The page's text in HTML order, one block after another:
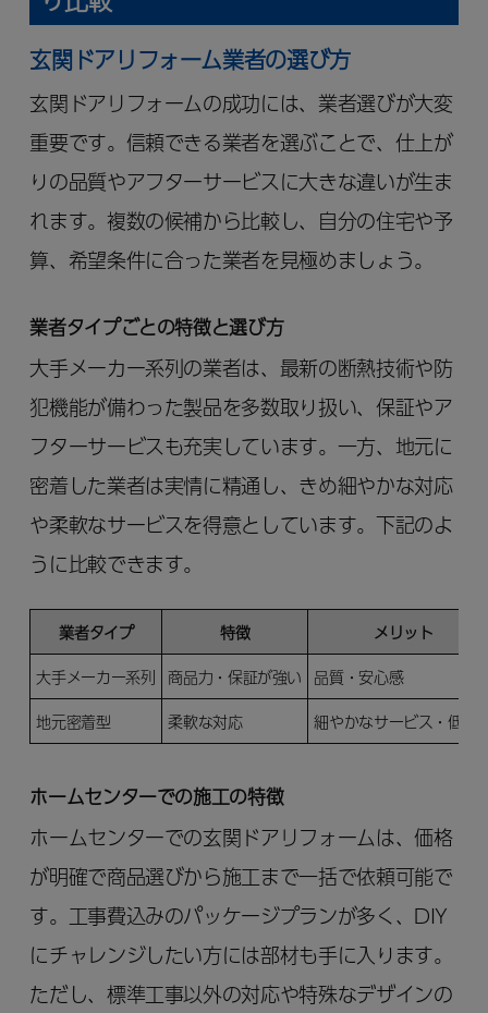
玄関ドアリフォーム業者の選び方
玄関ドアリフォームの成功には、業者選びが大変
重要です。信頼できる業者を選ぶことで、仕上が
りの品質やアフターサービスに大きな違いが生ま
れます。複数の候補から比較し、自分の住宅や予
算、希望条件に合った業者を見極めましょう。
業者タイプごとの特徴と選び方
大手メーカー系列の業者は、最新の断熱技術や防
犯機能が備わった製品を多数取り扱い、保証やア
フターサービスも充実しています。一方、地元に
密着した業者は実情に精通し、きめ細やかな対応
や柔軟なサービスを得意としています。下記のよ
うに比較できます。
業者タイプ 特徴
メリット
大手メーカー系列 商品力・保証が強い 品質・安心感
地元密着型
柔軟な対応 細やかなサービス・低価
ホームセンターでの施工の特徴
ホームセンターでの玄関ドアリフォームは、価格
が明確で商品選びから施工まで一括で依頼可能で
す。工事費込みのパッケージプランが多く、DIY
にチャレンジしたい方には部材も手に入ります。
ただし、標準工事以外の対応や特殊なデザインの